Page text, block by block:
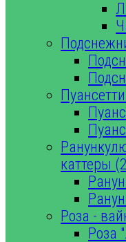
каттеры
Роза -
Роза